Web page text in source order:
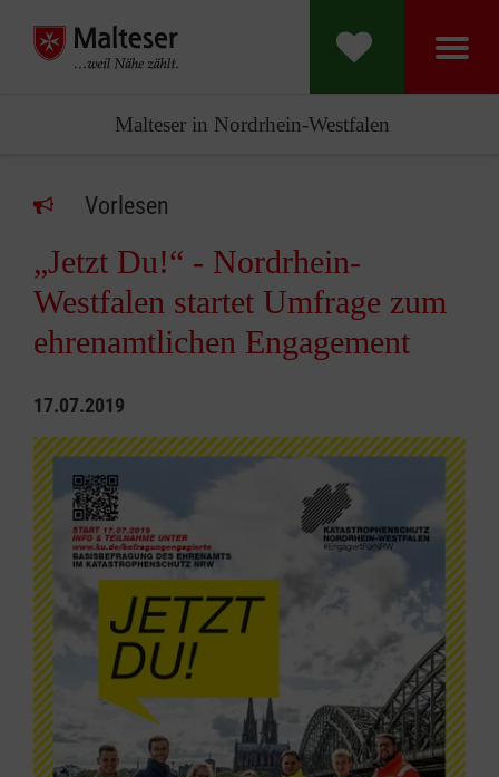
Malteser in Nordrhein-Westfalen
Vorlesen
„Jetzt Du!“ - Nordrhein-
Westfalen startet Umfrage zum
ehrenamtlichen Engagement
17.07.2019